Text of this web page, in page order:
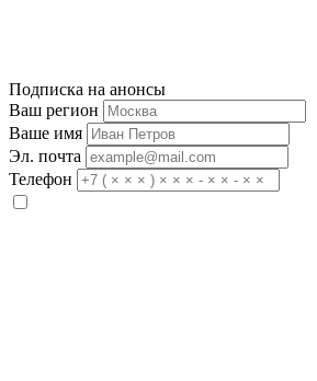
Подписка на анонсы
Ваш регион
Ваше имя
Эл. почта
Телефон